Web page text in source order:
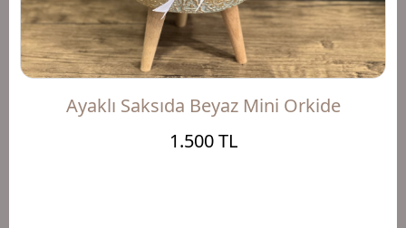
Ayaklı Saksıda Beyaz Mini Orkide
1.500 TL